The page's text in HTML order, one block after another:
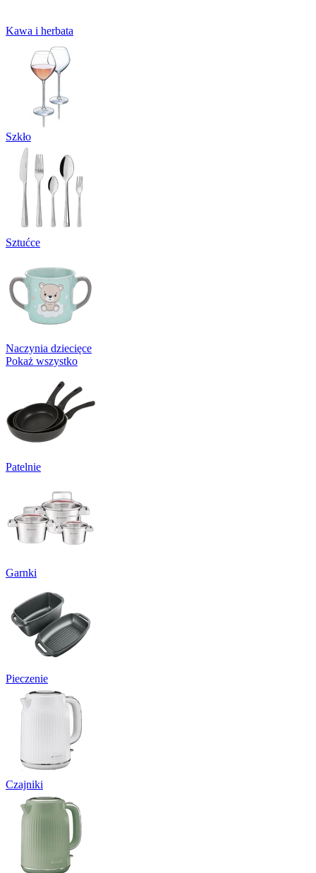
Kawa i herbata
Szkło
Sztućce
Naczynia dziecięce
Pokaż wszystko
Patelnie
Garnki
Pieczenie
Czajniki